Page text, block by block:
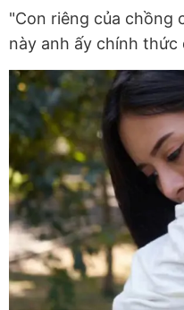
"Con riêng của chồng
này anh ấy chính thức